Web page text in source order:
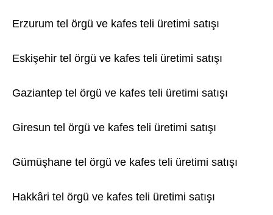
Erzurum tel örgü ve kafes teli üretimi satışı
Eskişehir tel örgü ve kafes teli üretimi satışı
Gaziantep tel örgü ve kafes teli üretimi satışı
Giresun tel örgü ve kafes teli üretimi satışı
Gümüşhane tel örgü ve kafes teli üretimi satışı
Hakkâri tel örgü ve kafes teli üretimi satışı